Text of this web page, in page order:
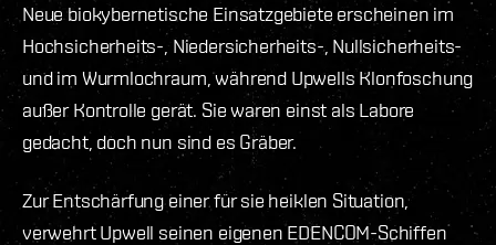
Neue biokybernetische Einsatzgebiete erscheinen im
Hochsicherheits-, Niedersicherheits-, Nullsicherheits-
und im Wurmlochraum, während Upwells Klonfoschung
außer Kontrolle gerät. Sie waren einst als Labore
gedacht, doch nun sind es Gräber.
Zur Entschärfung einer für sie heiklen Situation,
verwehrt Upwell seinen eigenen EDENCOM-Schiffen